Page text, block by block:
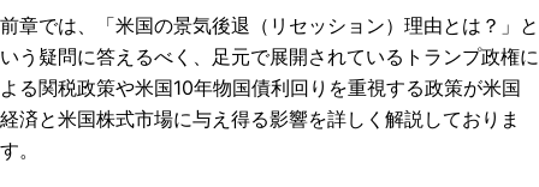
前章では、「米国の景気後退（リセッション）理由とは？」と
いう疑問に答えるべく、足元で展開されているトランプ政権に
よる関税政策や米国10年物国債利回りを重視する政策が米国
経済と米国株式市場に与え得る影響を詳しく解説しておりま
す。